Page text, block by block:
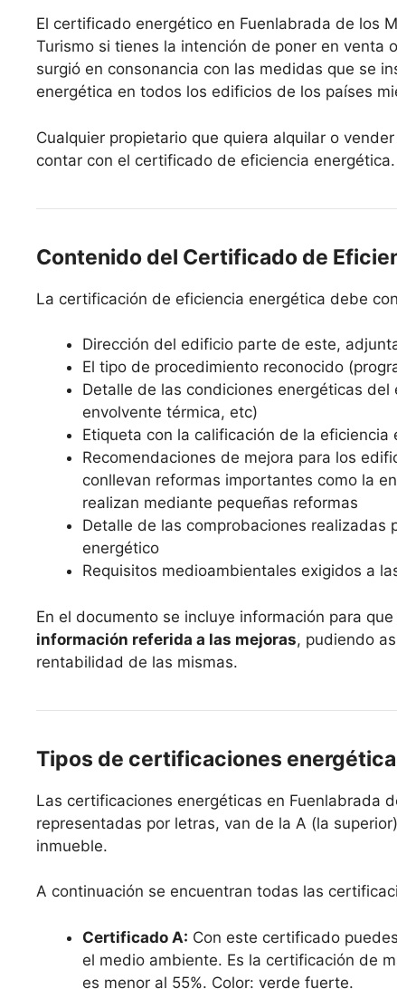
El certificado energético en Fuenlabrada de los
Turismo si tienes la intención de poner en venta
surgió en consonancia con las medidas que se
energética en todos los edificios de los países
Cualquier propietario que quiera alquilar o
contar con el certificado de eficiencia energética.
Contenido del Certificado de
La certificación de eficiencia energética debe
Dirección del edificio parte de este,
El tipo de procedimiento reconocido
Detalle de las condiciones energéticas
envolvente térmica, etc)
Etiqueta con la calificación de la eficiencia
Recomendaciones de mejora para los
conllevan reformas importantes como la
realizan mediante pequeñas reformas
Detalle de las comprobaciones
energético
Requisitos medioambientales exigidos a
En el documento se incluye información para
información referida a las mejoras, pudiendo
rentabilidad de las mismas.
Tipos de certificaciones
Las certificaciones energéticas en Fuenlabrada
representadas por letras, van de la A (la
inmueble.
A continuación se encuentran todas las
Certificado A: Con este certificado
el medio ambiente. Es la certificación de
es menor al 55%. Color: verde fuerte.